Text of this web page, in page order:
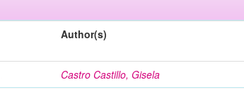
Author(s)
Castro Castillo, Gisela